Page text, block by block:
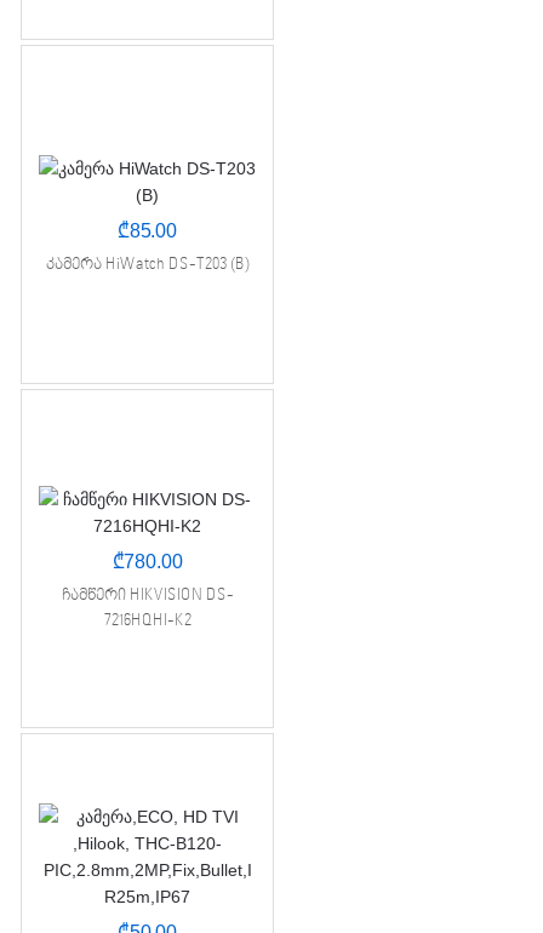
₾85.00
კამერა HiWatch DS-T203 (B)
₾780.00
ჩამწერი HIKVISION DS-
7216HQHI-K2